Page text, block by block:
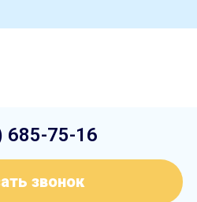
685-75-16
звонок